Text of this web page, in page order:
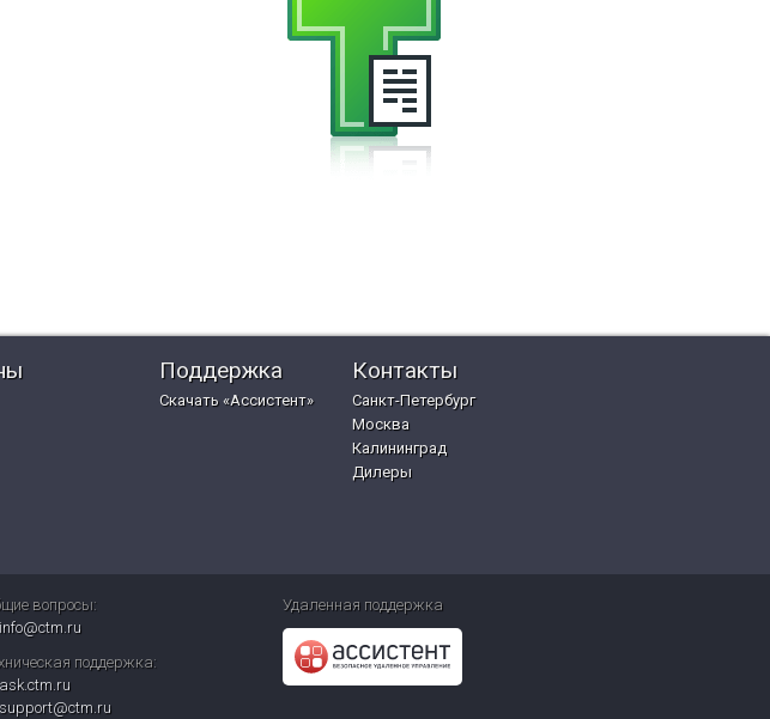
Поддержка
Скачать «Ассистент»
Контакты
Санкт-Петербург
Москва
Калининград
Дилеры
вопросы:
info@ctm.ru
поддержка:
ask.ctm.ru
support@ctm.ru
Удаленная поддержка